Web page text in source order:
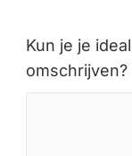
Kun je je